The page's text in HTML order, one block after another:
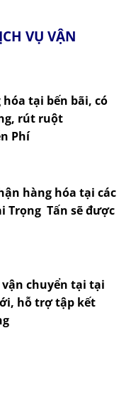
VỤ VẬN
tại bến bãi, có
rút ruột
Phí
hàng hóa tại các
Trọng Tấn sẽ được
chuyển tại tại
hỗ trợ tập kết